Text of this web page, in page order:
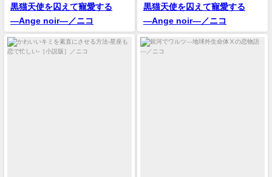
黒猫天使を囚えて寵愛する
―Ange noir―／ニコ
黒猫天使を囚えて寵愛する
―Ange noir―／ニコ